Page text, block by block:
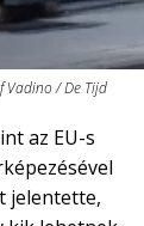
Vadino / De Tijd
az EU-s
jelentette,